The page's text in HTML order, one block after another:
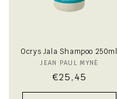
Ocrys Jala Shampoo 250ml
Verkoper:
JEAN PAUL MYNÈ
Normale
prijs
€25,45